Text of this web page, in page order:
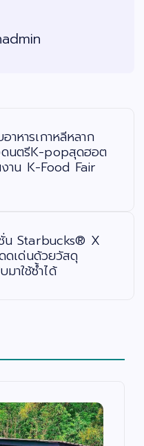
หารเกาหลีหลาก
นตรีK-popสุดฮอต
งาน K-Food Fair
น Starbucks® X
เด่นด้วยวัสดุ
าใช้ซ้ำได้